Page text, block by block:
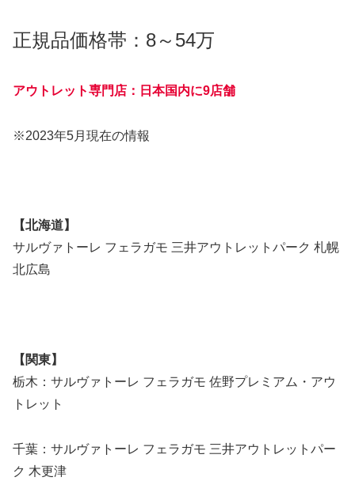
正規品価格帯：8～54万
アウトレット専門店：日本国内に9店舗
※2023年5月現在の情報
【北海道】
サルヴァトーレ フェラガモ 三井アウトレットパーク 札幌
北広島
【関東】
栃木：サルヴァトーレ フェラガモ 佐野プレミアム・アウ
トレット
千葉：サルヴァトーレ フェラガモ 三井アウトレットパー
ク 木更津